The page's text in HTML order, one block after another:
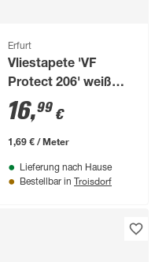
Erfurt
Vliestapete 'VF
Protect 206' weiß
0,53 x 10,05 m
16,99 €
1,69 € / Meter
Lieferung nach Hause
Bestellbar in Troisdorf